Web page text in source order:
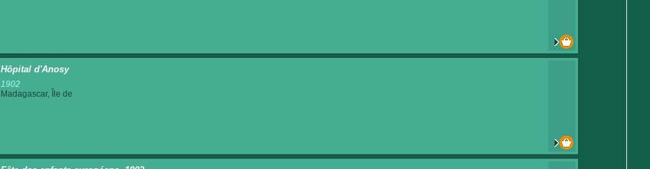
Hôpital d'Anosy
1902
Madagascar, Île de